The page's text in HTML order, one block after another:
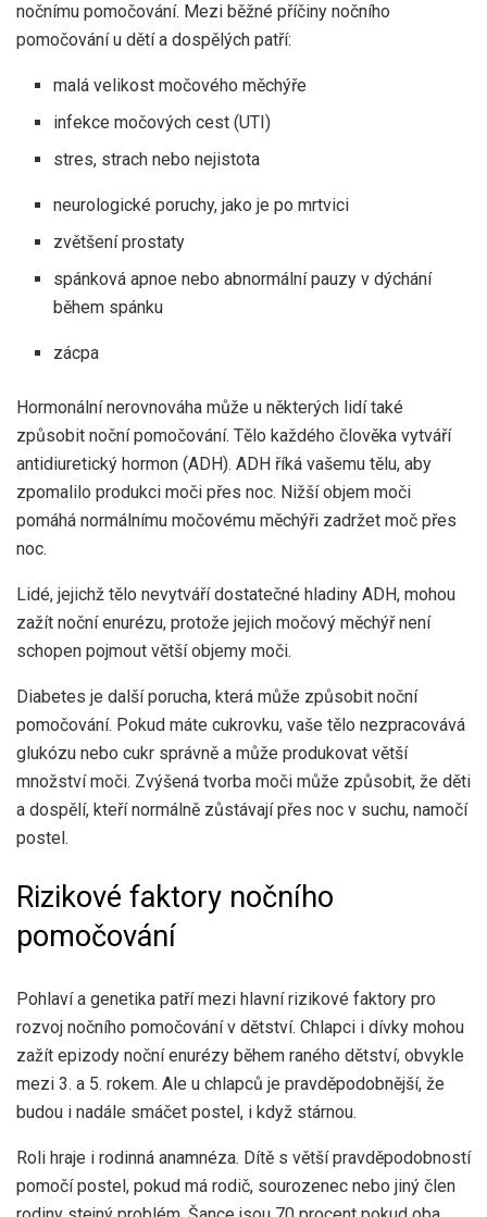
nočnímu pomočování. Mezi běžné příčiny nočního
pomočování u dětí a dospělých patří:
malá velikost močového měchýře
infekce močových cest (UTI)
stres, strach nebo nejistota
neurologické poruchy, jako je po mrtvici
zvětšení prostaty
spánková apnoe nebo abnormální pauzy v dýchání
během spánku
zácpa
Hormonální nerovnováha může u některých lidí také
způsobit noční pomočování. Tělo každého člověka vytváří
antidiuretický hormon (ADH). ADH říká vašemu tělu, aby
zpomalilo produkci moči přes noc. Nižší objem moči
pomáhá normálnímu močovému měchýři zadržet moč přes
noc.
Lidé, jejichž tělo nevytváří dostatečné hladiny ADH, mohou
zažít noční enurézu, protože jejich močový měchýř není
schopen pojmout větší objemy moči.
Diabetes je další porucha, která může způsobit noční
pomočování. Pokud máte cukrovku, vaše tělo nezpracovává
glukózu nebo cukr správně a může produkovat větší
množství moči. Zvýšená tvorba moči může způsobit, že děti
a dospělí, kteří normálně zůstávají přes noc v suchu, namočí
postel.
Rizikové faktory nočního
pomočování
Pohlaví a genetika patří mezi hlavní rizikové faktory pro
rozvoj nočního pomočování v dětství. Chlapci i dívky mohou
zažít epizody noční enurézy během raného dětství, obvykle
mezi 3. a 5. rokem. Ale u chlapců je pravděpodobnější, že
budou i nadále smáčet postel, i když stárnou.
Roli hraje i rodinná anamnéza. Dítě s větší pravděpodobností
pomočí postel, pokud má rodič, sourozenec nebo jiný člen